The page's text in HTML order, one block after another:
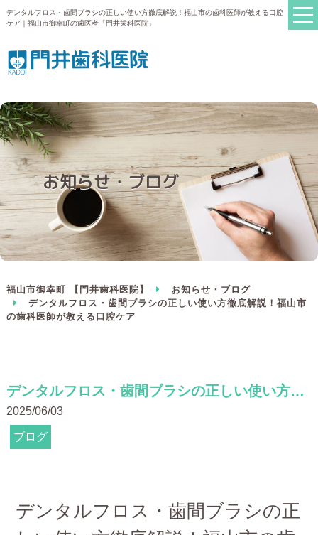
デンタルフロス・歯間ブラシの正しい使い方徹底解説！福山市の歯科医師が教える口腔
ケア｜福山市御幸町の歯医者「門井歯科医院」
お知らせ・ブログ
福山市御幸町 【門井歯科医院】
お知らせ・ブログ
デンタルフロス・歯間ブラシの正しい使い方徹底解説！福山市
の歯科医師が教える口腔ケア
デンタルフロス・歯間ブラシの正しい使い方徹底解説！福山市の歯科医師が教える口腔ケア
2025/06/03
ブログ
デンタルフロス・歯間ブラシの正